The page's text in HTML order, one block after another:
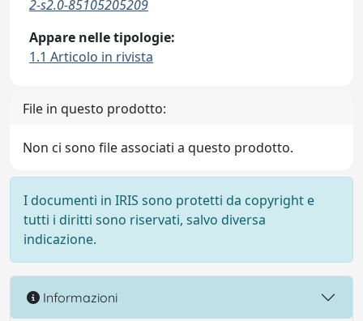
2-s2.0-85105205209
Appare nelle tipologie:
1.1 Articolo in rivista
File in questo prodotto:
Non ci sono file associati a questo prodotto.
I documenti in IRIS sono protetti da copyright e
tutti i diritti sono riservati, salvo diversa
indicazione.
Informazioni